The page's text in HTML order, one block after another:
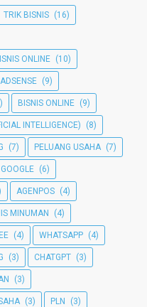
TRIK BISNIS (16)
ONLINE (10)
(9)
BISNIS ONLINE (9)
INTELLIGENCE) (8)
(7) PELUANG USAHA (7)
GOOGLE (6)
AGENPOS (4)
MINUMAN (4)
(4) WHATSAPP (4)
(3) CHATGPT (3)
(3)
(3) PLN (3)